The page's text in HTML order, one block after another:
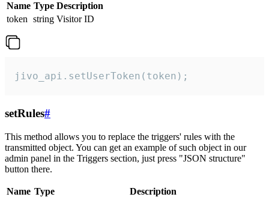
Name Type Description
token string Visitor ID
jivo_api.setUserToken(token);
setRules#
This method allows you to replace the triggers' rules with the
transmitted object. You can get an example of such object in our
admin panel in the Triggers section, just press "JSON structure"
button there.
Name Type
Description